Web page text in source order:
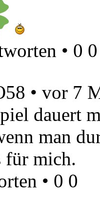
• 0 0
• vor 7
dauert
man
für mich.
• 0 0